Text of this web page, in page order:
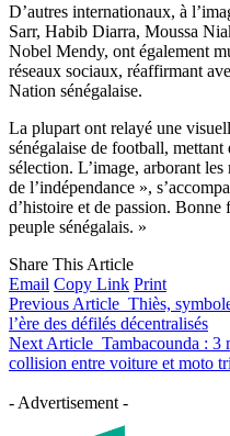
D’autres internationaux, à
Sarr, Habib Diarra, Moussa
Nobel Mendy, ont également
réseaux sociaux, réaffirmant
Nation sénégalaise.
La plupart ont relayé une
sénégalaise de football,
sélection. L’image, arborant
de l’indépendance »,
d’histoire et de passion. Bonne
peuple sénégalais. »
Share This Article
Email Copy Link Print
Previous Article Thiès,
l’ère des défilés décentralisés
Next Article Tambacounda : 3
collision entre voiture et moto
- Advertisement -